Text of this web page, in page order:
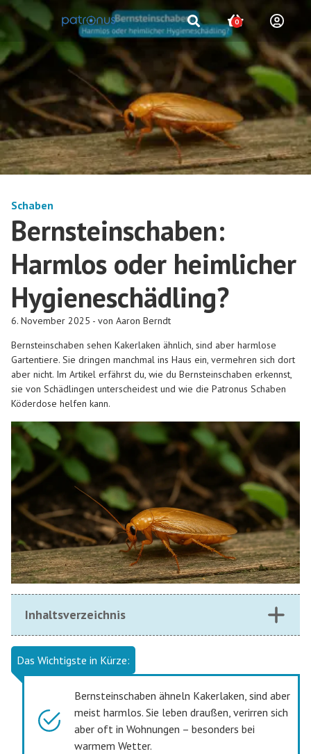
0
Schaben
Bernsteinschaben:
Harmlos oder heimlicher
Hygieneschädling?
6. November 2025 - von Aaron Berndt
Bernsteinschaben sehen Kakerlaken ähnlich, sind aber harmlose
Gartentiere. Sie dringen manchmal ins Haus ein, vermehren sich dort
aber nicht. Im Artikel erfährst du, wie du Bernsteinschaben erkennst,
sie von Schädlingen unterscheidest und wie die Patronus Schaben
Köderdose helfen kann.
Inhaltsverzeichnis
Das Wichtigste in Kürze:
Bernsteinschaben ähneln Kakerlaken, sind aber
meist harmlos. Sie leben draußen, verirren sich
aber oft in Wohnungen – besonders bei
warmem Wetter.